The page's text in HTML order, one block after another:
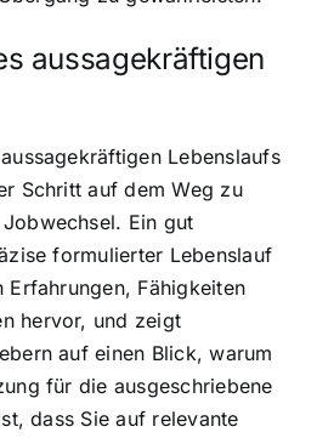
aussagekräftigen
Lebenslaufs
Schritt auf dem Weg zu
Ein gut
formulierter Lebenslauf
Erfahrungen, Fähigkeiten
hervor, und zeigt
auf einen Blick, warum
für die ausgeschriebene
dass Sie auf relevante